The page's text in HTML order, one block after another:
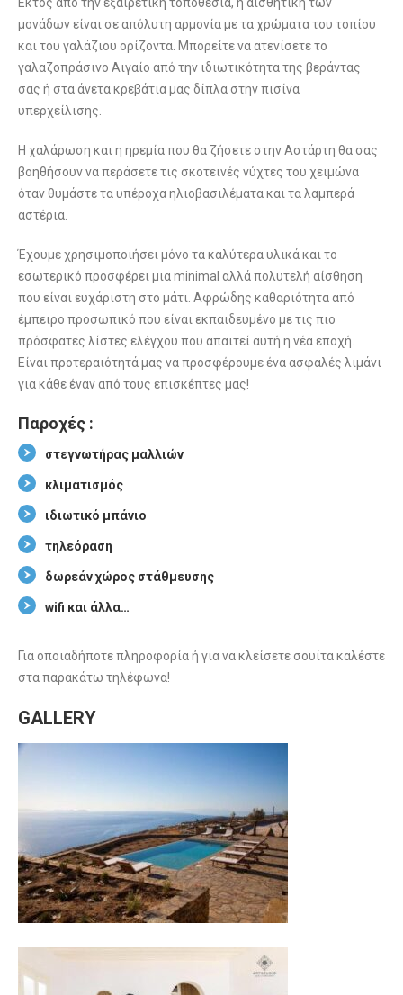
Εκτός από την εξαιρετική τοποθεσία, η αισθητική των
μονάδων είναι σε απόλυτη αρμονία με τα χρώματα του τοπίου
και του γαλάζιου ορίζοντα. Μπορείτε να ατενίσετε το
γαλαζοπράσινο Αιγαίο από την ιδιωτικότητα της βεράντας
σας ή στα άνετα κρεβάτια μας δίπλα στην πισίνα
υπερχείλισης.
Η χαλάρωση και η ηρεμία που θα ζήσετε στην Αστάρτη θα σας
βοηθήσουν να περάσετε τις σκοτεινές νύχτες του χειμώνα
όταν θυμάστε τα υπέροχα ηλιοβασιλέματα και τα λαμπερά
αστέρια.
Έχουμε χρησιμοποιήσει μόνο τα καλύτερα υλικά και το
εσωτερικό προσφέρει μια minimal αλλά πολυτελή αίσθηση
που είναι ευχάριστη στο μάτι. Αφρώδης καθαριότητα από
έμπειρο προσωπικό που είναι εκπαιδευμένο με τις πιο
πρόσφατες λίστες ελέγχου που απαιτεί αυτή η νέα εποχή.
Είναι προτεραιότητά μας να προσφέρουμε ένα ασφαλές λιμάνι
για κάθε έναν από τους επισκέπτες μας!
Παροχές :
στεγνωτήρας μαλλιών
κλιματισμός
ιδιωτικό μπάνιο
τηλεόραση
δωρεάν χώρος στάθμευσης
wifi και άλλα…
Για οποιαδήποτε πληροφορία ή για να κλείσετε σουίτα καλέστε
στα παρακάτω τηλέφωνα!
GALLERY